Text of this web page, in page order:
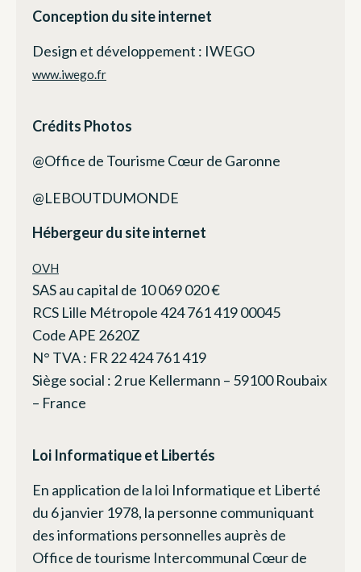
Conception du site internet
Design et développement : IWEGO
www.iwego.fr
Crédits Photos
@Office de Tourisme Cœur de Garonne
@LEBOUTDUMONDE
Hébergeur du site internet
OVH
SAS au capital de 10 069 020 €
RCS Lille Métropole 424 761 419 00045
Code APE 2620Z
N° TVA : FR 22 424 761 419
Siège social : 2 rue Kellermann – 59100 Roubaix
– France
Loi Informatique et Libertés
En application de la loi Informatique et Liberté
du 6 janvier 1978, la personne communiquant
des informations personnelles auprès de
Office de tourisme Intercommunal Cœur de